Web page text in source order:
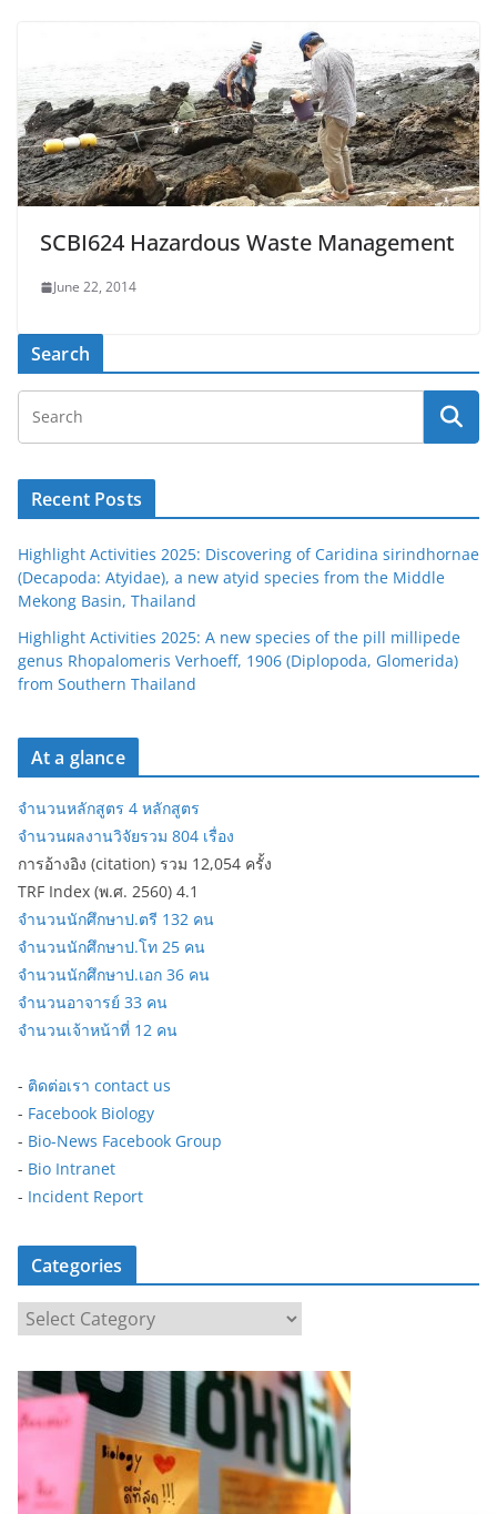
SCBI624 Hazardous Waste Management
June 22, 2014
Search
Recent Posts
Highlight Activities 2025: Discovering of Caridina sirindhornae
(Decapoda: Atyidae), a new atyid species from the Middle
Mekong Basin, Thailand
Highlight Activities 2025: A new species of the pill millipede
genus Rhopalomeris Verhoeff, 1906 (Diplopoda, Glomerida)
from Southern Thailand
At a glance
จำนวนหลักสูตร 4 หลักสูตร
จำนวนผลงานวิจัยรวม 804 เรื่อง
การอ้างอิง (citation) รวม 12,054 ครั้ง
TRF Index (พ.ศ. 2560) 4.1
จำนวนนักศึกษาป.ตรี 132 คน
จำนวนนักศึกษาป.โท 25 คน
จำนวนนักศึกษาป.เอก 36 คน
จำนวนอาจารย์ 33 คน
จำนวนเจ้าหน้าที่ 12 คน
- ติดต่อเรา contact us
- Facebook Biology
- Bio-News Facebook Group
- Bio Intranet
- Incident Report
Categories
t
e
g
i